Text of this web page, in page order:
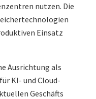
nutzen. Die
Einsatz
Ausrichtung als
KI- und Cloud-
Geschäfts